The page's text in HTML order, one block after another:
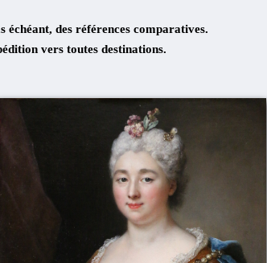
échéant, des références comparatives.
vers toutes destinations.